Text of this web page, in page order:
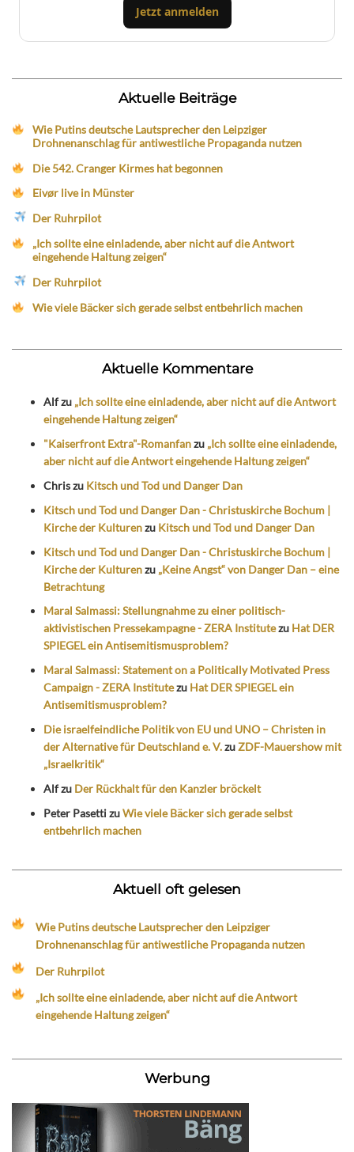
Jetzt anmelden
Aktuelle Beiträge
Wie Putins deutsche Lautsprecher den Leipziger
Drohnenanschlag für antiwestliche Propaganda nutzen
Die 542. Cranger Kirmes hat begonnen
Eivør live in Münster
Der Ruhrpilot
„Ich sollte eine einladende, aber nicht auf die Antwort
eingehende Haltung zeigen“
Der Ruhrpilot
Wie viele Bäcker sich gerade selbst entbehrlich machen
Aktuelle Kommentare
Alfzu „Ich sollte eine einladende, aber nicht auf die Antwort
eingehende Haltung zeigen“
"Kaiserfront Extra"-Romanfanzu „Ich sollte eine einladende,
aber nicht auf die Antwort eingehende Haltung zeigen“
Chriszu Kitsch und Tod und Danger Dan
Kitsch und Tod und Danger Dan - Christuskirche Bochum |
Kirche der Kulturenzu Kitsch und Tod und Danger Dan
Kitsch und Tod und Danger Dan - Christuskirche Bochum |
Kirche der Kulturenzu „Keine Angst“ von Danger Dan – eine
Betrachtung
Maral Salmassi: Stellungnahme zu einer politisch-
aktivistischen Pressekampagne - ZERA Institutezu Hat DER
SPIEGEL ein Antisemitismusproblem?
Maral Salmassi: Statement on a Politically Motivated Press
Campaign - ZERA Institutezu Hat DER SPIEGEL ein
Antisemitismusproblem?
Die israelfeindliche Politik von EU und UNO – Christen in
der Alternative für Deutschland e. V.zuZDF-Mauershow mit
„Israelkritik“
Alfzu Der Rückhalt für den Kanzler bröckelt
Peter PasettizuWie viele Bäcker sich gerade selbst
entbehrlich machen
Aktuell oft gelesen
Wie Putins deutsche Lautsprecher den Leipziger
Drohnenanschlag für antiwestliche Propaganda nutzen
Der Ruhrpilot
„Ich sollte eine einladende, aber nicht auf die Antwort
eingehende Haltung zeigen“
Werbung